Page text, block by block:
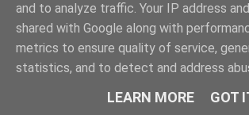
and to analyze traffic. Your IP address
shared with Google along with
metrics to ensure quality of service,
statistics, and to detect and address
LEARN MORE GOT